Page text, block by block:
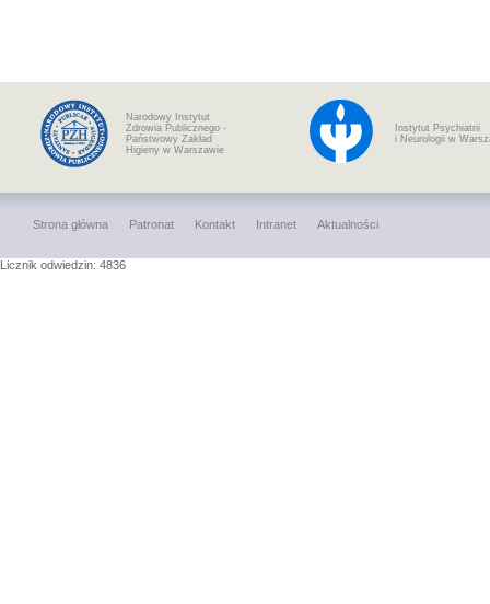
Narodowy Instytut
Zdrowia Publicznego -
Państwowy Zakład
Higieny w Warszawie
Instytut Psychiatrii
i Neurologii w
Strona główna Patronat Kontakt Intranet Aktualności
Licznik odwiedzin: 4836